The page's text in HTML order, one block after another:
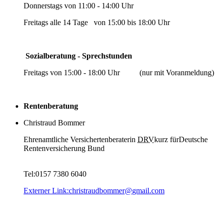
Donnerstags von 11:00 - 14:00 Uhr
Freitags alle 14 Tage von 15:00 bis 18:00 Uhr
Sozialberatung - Sprechstunden
Freitags von 15:00 - 18:00 Uhr (nur mit Voranmeldung)
Rentenberatung
Christraud Bommer
Ehrenamtliche Versichertenberaterin DRVkurz fürDeutsche
Rentenversicherung Bund
Tel:0157 7380 6040
Externer Link:christraudbommer@gmail.com